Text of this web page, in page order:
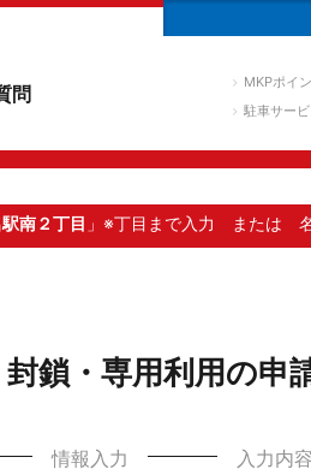
問 MKPポイ
駐車サー
南２丁目 」※丁目まで入力 または 名
封鎖・専用利用の申
情報入力 入力内